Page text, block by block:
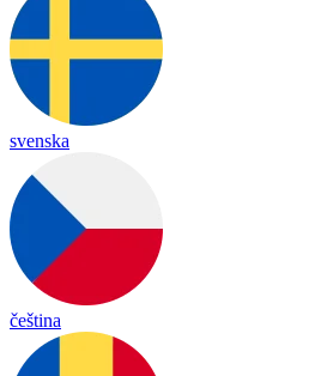
svenska
čeština